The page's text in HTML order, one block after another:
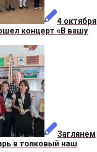
4 октября
концерт «В вашу
Заглянем
в толковый наш